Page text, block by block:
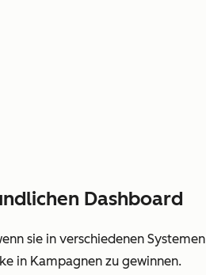
Dashboard
sie in verschiedenen Systemen
in Kampagnen zu gewinnen.